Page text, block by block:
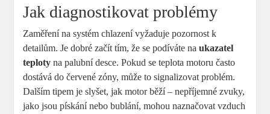
Jak diagnostikovat problémy
Zaměření na systém chlazení vyžaduje pozornost k
detailům. Je dobré začít tím, že se podíváte naukazatel
teploty na palubní desce. Pokud se teplota motoru často
dostává do červené zóny, může to signalizovat problém.
Dalším tipem je slyšet, jak motor běží – nepříjemné zvuky,
jako jsou pískání nebo bublání, mohou naznačovat vzduch